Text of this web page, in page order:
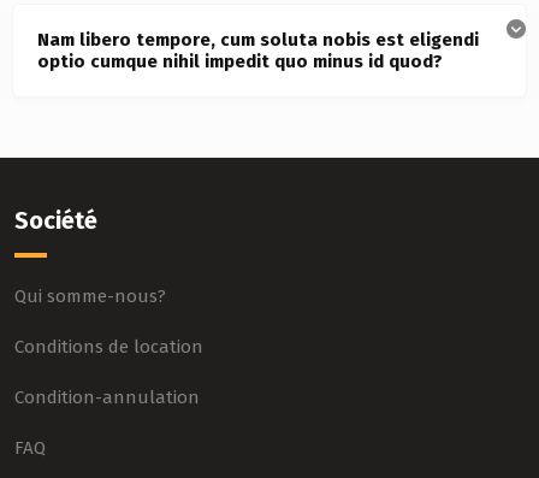
Nam libero tempore, cum soluta nobis est eligendi
optio cumque nihil impedit quo minus id quod?
Société
Qui somme-nous?
Conditions de location
Condition-annulation
FAQ